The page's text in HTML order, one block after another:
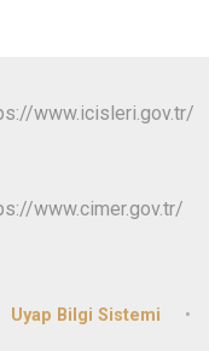
Uyap Bilgi Sistemi